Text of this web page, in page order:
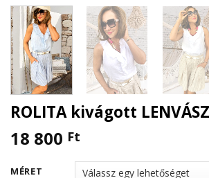
ROLITA kivágott
18 800 Ft
MÉRET